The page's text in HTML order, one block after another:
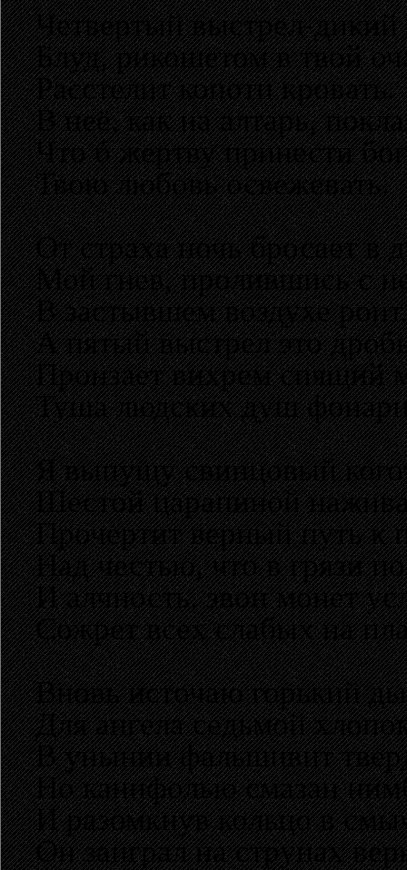
Четвертый выстрел-дикий
Блуд, рикошетом в твой
Расстелит копоти кровать.
В неё, как на алтарь,
Что б жертву принести
Твою любовь освежевать.
От страха ночь бросает в
Мой гнев, пролившись с
В застывшем воздухе роит.
А пятый выстрел это
Пронзает вихрем спящий
Туша людских душ
Я выпущу свинцовый
Шестой царапиной
Прочертит верный путь к
Над честью, что в грязи
И алчность, звон монет
Сожрет всех слабых на
Вновь источаю горький
Для ангела седьмой
В унынии фальшивит
Но канифолью смазан
И разомкнув кольцо в
Он заиграл на струнах